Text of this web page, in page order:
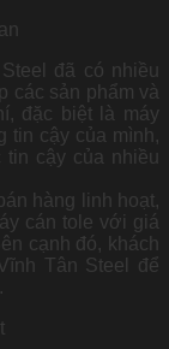
đã có nhiều
các sản phẩm và
đặc biệt là máy
tin cậy của mình,
cậy của nhiều
hàng linh hoạt,
cán tole với giá
cạnh đó, khách
Tân Steel để